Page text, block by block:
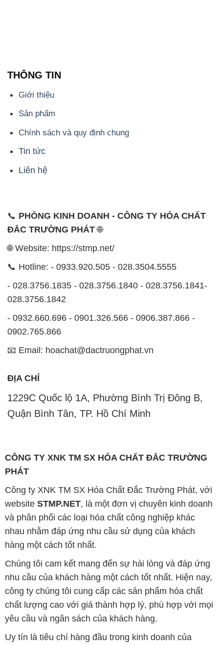
THÔNG TIN
Giới thiệu
Sản phẩm
Chính sách và quy định chung
Tin tức
Liên hệ
📞 PHÒNG KINH DOANH - CÔNG TY HÓA CHẤT
ĐẮC TRƯỜNG PHÁT🌐
🌐 Website: https://stmp.net/
📞 Hotline: - 0933.920.505 - 028.3504.5555
- 028.3756.1835 - 028.3756.1840 - 028.3756.1841-
028.3756.1842
- 0932.660.696 - 0901.326.566 - 0906.387.866 -
0902.765.866
📧 Email: hoachat@dactruongphat.vn
ĐỊA CHỈ
1229C Quốc lộ 1A, Phường Bình Trị Đông B,
Quận Bình Tân, TP. Hồ Chí Minh
CÔNG TY XNK TM SX HÓA CHẤT ĐẮC TRƯỜNG
PHÁT
Công ty XNK TM SX Hóa Chất Đắc Trường Phát, với
website STMP.NET, là một đơn vị chuyên kinh doanh
và phân phối các loại hóa chất công nghiệp khác
nhau nhằm đáp ứng nhu cầu sử dụng của khách
hàng một cách tốt nhất.
Chúng tôi cam kết mang đến sự hài lòng và đáp ứng
nhu cầu của khách hàng một cách tốt nhất. Hiện nay,
công ty chúng tôi cung cấp các sản phẩm hóa chất
chất lượng cao với giá thành hợp lý, phù hợp với mọi
yêu cầu và ngân sách của khách hàng.
Uy tín là tiêu chí hàng đầu trong kinh doanh của